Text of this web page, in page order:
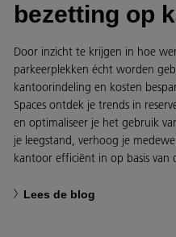
bezetting op
Door inzicht te krijgen in hoe
parkeerplekken écht worden
kantoorindeling en kosten
Spaces ontdek je trends in
en optimaliseer je het gebruik
je leegstand, verhoog je
kantoor efficiënt in op basis van
Lees de blog